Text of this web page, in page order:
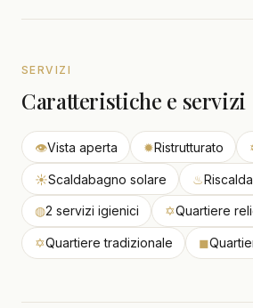
SERVIZI
Caratteristiche e servizi
👁Vista aperta ✹Ristrutturato
☀Scaldabagno solare ♨
◍2 servizi igienici ✡Quartiere
✡Quartiere tradizionale ◼